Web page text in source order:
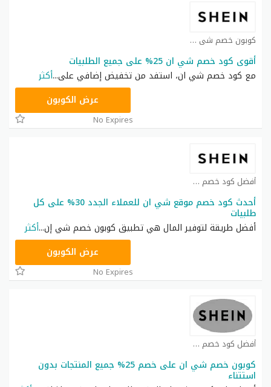
كوبون خصم شي ان كوبون
أقوى كود خصم شي ان 25% على جميع الطلبيات
مع كود خصم شي ان، استفد من تخفيض إضافي على...أكثر
عرض الكوبون
No Expires
أفضل كود خصم شي ان كوبون
أحدث كود خصم موقع شي ان للعملاء الجدد 30% على كل
طلبيات
أفضل طريقة لتوفير المال هي تطبيق كوبون خصم شي إن...أكثر
عرض الكوبون
No Expires
أفضل كود خصم شي ان كوبون
كوبون خصم شي ان على خصم 25% جميع المنتجات بدون
استتناء